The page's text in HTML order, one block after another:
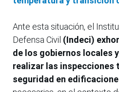
Ante esta situación, el
Defensa Civil (Indeci)
de los gobiernos locales
realizar las inspecciones
seguridad en